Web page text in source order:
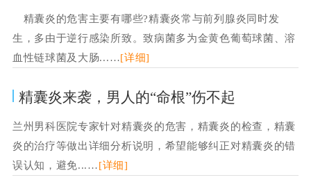
精囊炎的危害主要有哪些?精囊炎常与前列腺炎同时发
生，多由于逆行感染所致。致病菌多为金黄色葡萄球菌、溶
血性链球菌及大肠...…[详细]
精囊炎来袭，男人的“命根”伤不起
兰州男科医院专家针对精囊炎的危害，精囊炎的检查，精囊
炎的治疗等做出详细分析说明，希望能够纠正对精囊炎的错
误认知，避免...…[详细]